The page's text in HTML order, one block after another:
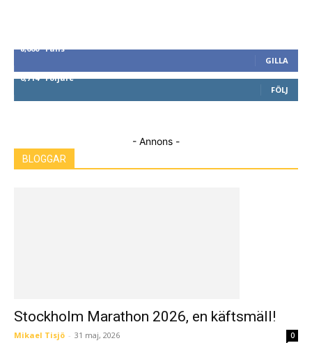
8,660 Fans
GILLA
6,714
Följare
FÖLJ
- Annons -
BLOGGAR
Stockholm Marathon 2026, en käftsmäll!
Mikael Tisjö - 31 maj, 2026 0